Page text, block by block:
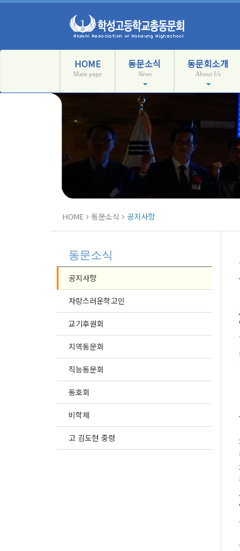
HOME
Main page
동문소식
News
동문회소개
About Us
HOME 동문소식 공지사항
동문소식
공지사항
자랑스러운학고인
교기후원회
지역동문회
직능동문회
동호회
비학제
고 김도현 중령